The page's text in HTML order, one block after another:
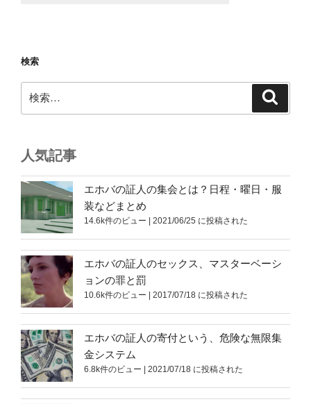
検索
索:
人気記事
エホバの証人の集会とは？日程・曜日・服
装などまとめ
14.6k件のビュー 2021/06/25 に投稿された
エホバの証人のセックス、マスターベーシ
ョンの罪と罰
10.6k件のビュー 2017/07/18 に投稿された
エホバの証人の寄付という、危険な無限集
金システム
6.8k件のビュー 2021/07/18 に投稿された